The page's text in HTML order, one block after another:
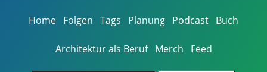
Home Folgen Tags Planung Podcast Buch
Architektur als Beruf Merch Feed